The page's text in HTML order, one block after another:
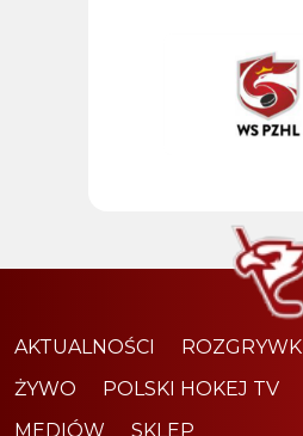
AKTUALNOŚCI ROZGRYWKI
ŻYWO
POLSKI HOKEJ TV
MEDIÓW
SKLEP